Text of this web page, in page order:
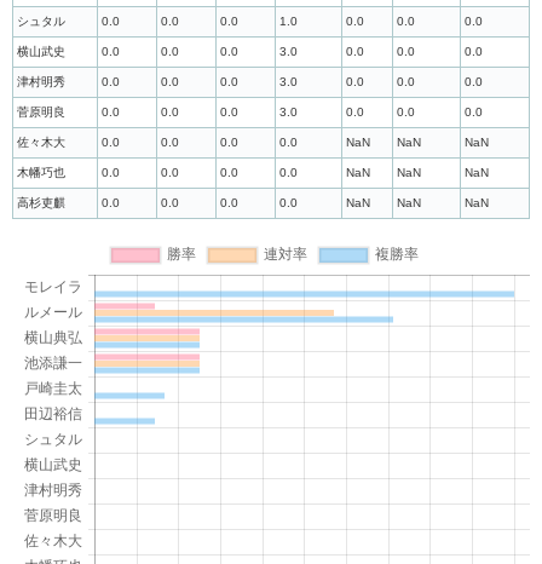
シュタル 0.0 0.0 0.0 1.0 0.0 0.0 0.0
横山武史 0.0 0.0 0.0 3.0 0.0 0.0 0.0
津村明秀 0.0 0.0 0.0 3.0 0.0 0.0 0.0
菅原明良 0.0 0.0 0.0 3.0 0.0 0.0 0.0
佐々木大 0.0 0.0 0.0 0.0 NaN NaN NaN
木幡巧也 0.0 0.0 0.0 0.0 NaN NaN NaN
高杉吏麒 0.0 0.0 0.0 0.0 NaN NaN NaN